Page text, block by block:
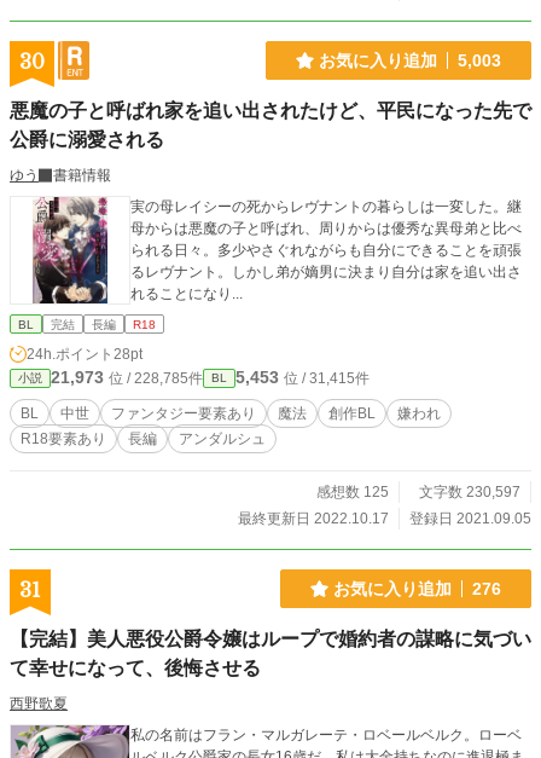
30 お気に入り追加 5,003
悪魔の子と呼ばれ家を追い出されたけど、平民になった先で
公爵に溺愛される
ゆう
書籍情報
実の母レイシーの死からレヴナントの暮らしは一変した。継
母からは悪魔の子と呼ばれ、周りからは優秀な異母弟と比べ
られる日々。多少やさぐれながらも自分にできることを頑張
るレヴナント。しかし弟が嫡男に決まり自分は家を追い出さ
れることになり...
BL 完結 長編 R18
24h.ポイント 28pt
小説 21,973 位 / 228,785件 BL 5,453 位 / 31,415件
BL 中世 ファンタジー要素あり 魔法 創作BL
嫌われ
R18要素あり
長編 アンダルシュ
感想数 125
文字数 230,597
最終更新日 2022.10.17
登録日 2021.09.05
31 お気に入り追加 276
【完結】美人悪役公爵令嬢はループで婚約者の謀略に気づい
て幸せになって、後悔させる
西野歌夏
私の名前はフラン・マルガレーテ・ロベールベルク。ローベ